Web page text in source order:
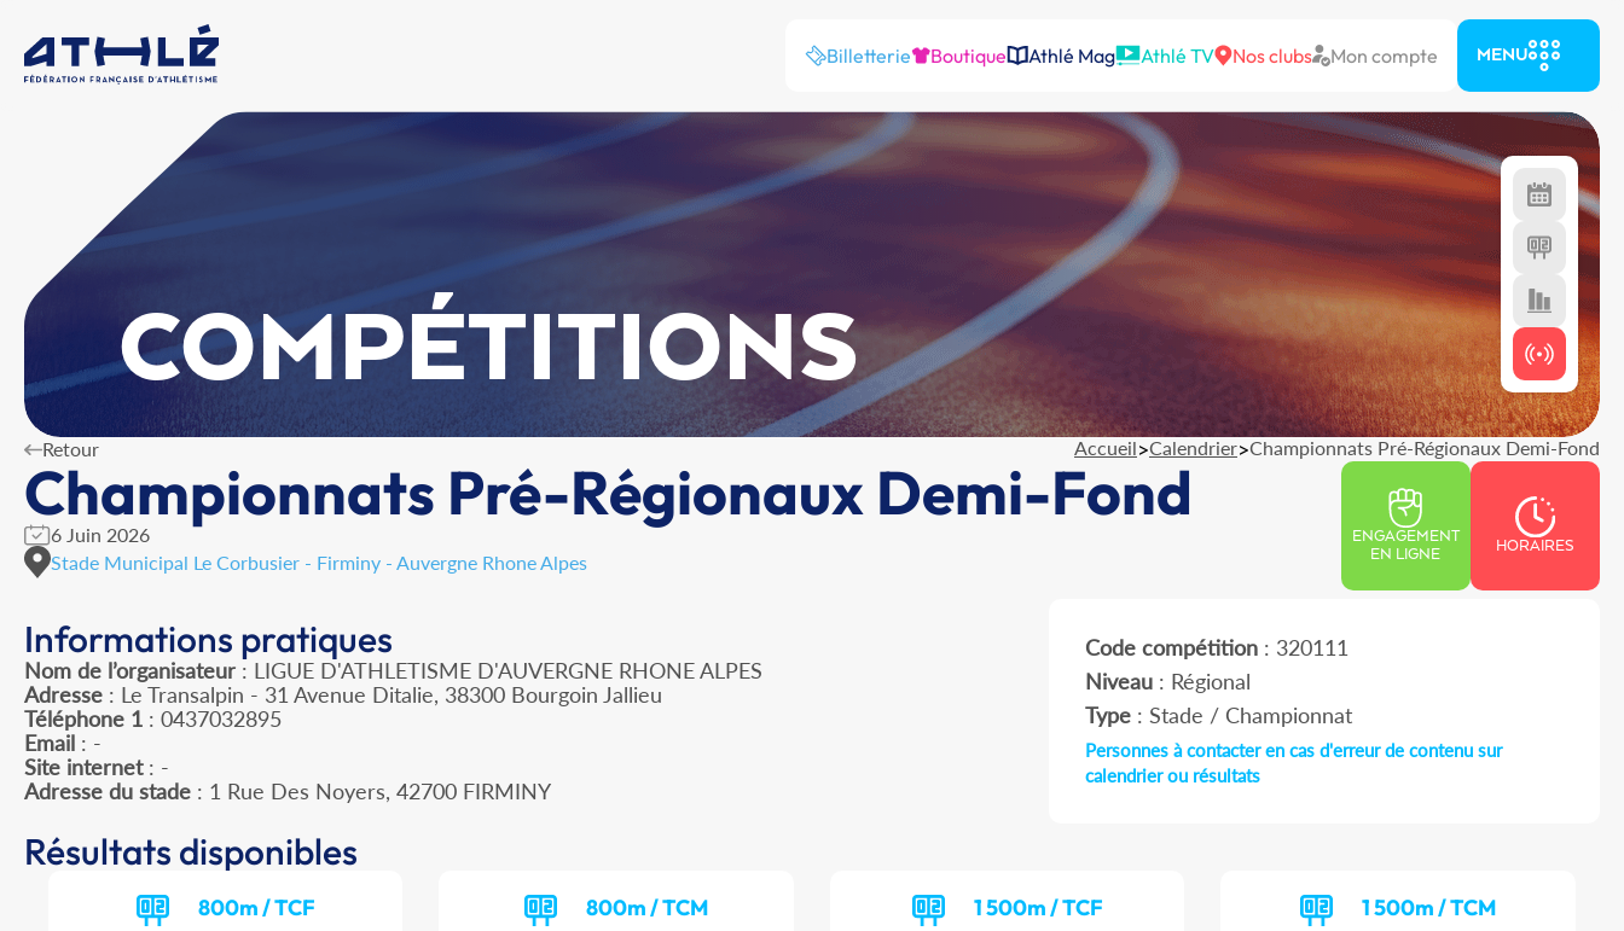
Billetterie Boutique Athlé Mag Athlé TV Nos clubs Mon compte MENU
COMPÉTITIONS
Retour Accueil>Calendrier>Championnats Pré-Régionaux Demi-Fond
Championnats Pré-Régionaux Demi-Fond
6 Juin 2026
Stade Municipal Le Corbusier - Firminy - Auvergne Rhone Alpes
ENGAGEMENT
EN LIGNE
HORAIRES
Informations pratiques
Nom de l’organisateur : LIGUE D'ATHLETISME D'AUVERGNE RHONE ALPES
Adresse : Le Transalpin - 31 Avenue Ditalie, 38300 Bourgoin Jallieu
Téléphone 1 : 0437032895
Email : -
Site internet: -
Adresse du stade : 1 Rue Des Noyers, 42700 FIRMINY
Code compétition: 320111
Niveau: Régional
Type: Stade / Championnat
Personnes à contacter en cas d'erreur de contenu sur
calendrier ou résultats
Résultats disponibles
800m / TCF 800m / TCM 1 500m / TCF 1 500m / TCM